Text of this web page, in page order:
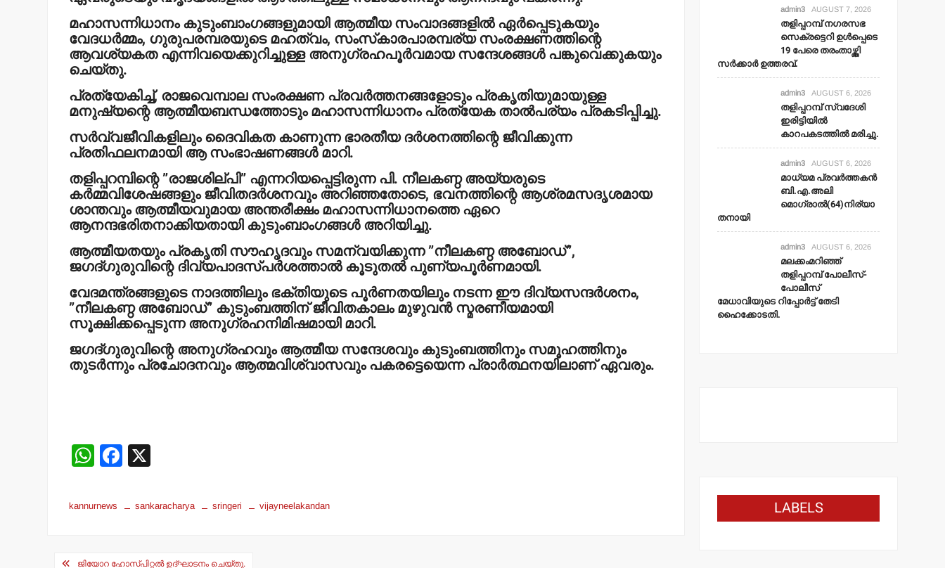
മഹാസന്നിധാനം കുടുംബാംഗങ്ങളുമായി ആത്മീയ സംവാദങ്ങളില്‍ ഏര്‍പ്പെടുകയും
വേദധര്‍മ്മം, ഗുരുപരമ്പരയുടെ മഹത്വം, സംസ്‌കാരപാരമ്പര്യ സംരക്ഷണത്തിന്റെ
ആവശ്യകത എന്നിവയെക്കുറിച്ചുള്ള അനുഗ്രഹപൂര്‍വമായ സന്ദേശങ്ങള്‍ പങ്കുവെക്കുകയും
ചെയ്തു.
പ്രത്യേകിച്ച്, രാജവെമ്പാല സംരക്ഷണ പ്രവര്‍ത്തനങ്ങളോടും പ്രകൃതിയുമായുള്ള
മനുഷ്യന്റെ ആത്മീയബന്ധത്തോടും മഹാസന്നിധാനം പ്രത്യേക താല്‍പര്യം പ്രകടിപ്പിച്ചു.
സര്‍വ്വജീവികളിലും ദൈവികത കാണുന്ന ഭാരതീയ ദര്‍ശനത്തിന്റെ ജീവിക്കുന്ന
പ്രതിഫലനമായി ആ സംഭാഷണങ്ങള്‍ മാറി.
തളിപ്പറമ്പിന്റെ ”രാജശില്പി” എന്നറിയപ്പെട്ടിരുന്ന പി. നീലകണ്ഠ അയ്യരുടെ
കര്‍മ്മവിശേഷങ്ങളും ജീവിതദര്‍ശനവും അറിഞ്ഞതോടെ, ഭവനത്തിന്റെ ആശ്രമസദൃശമായ
ശാന്തവും ആത്മീയവുമായ അന്തരീക്ഷം മഹാസന്നിധാനത്തെ ഏറെ
ആനന്ദഭരിതനാക്കിയതായി കുടുംബാംഗങ്ങള്‍ അറിയിച്ചു.
ആത്മീയതയും പ്രകൃതി സൗഹൃദവും സമന്വയിക്കുന്ന ”നീലകണ്ഠ അബോഡ്”,
ജഗദ്ഗുരുവിന്റെ ദിവ്യപാദസ്പര്‍ശത്താല്‍ കൂടുതല്‍ പുണ്യപൂര്‍ണമായി.
വേദമന്ത്രങ്ങളുടെ നാദത്തിലും ഭക്തിയുടെ പൂര്‍ണതയിലും നടന്ന ഈ ദിവ്യസന്ദര്‍ശനം,
”നീലകണ്ഠ അബോഡ്” കുടുംബത്തിന് ജീവിതകാലം മുഴുവന്‍ സ്മരണീയമായി
സൂക്ഷിക്കപ്പെടുന്ന അനുഗ്രഹനിമിഷമായി മാറി.
ജഗദ്ഗുരുവിന്റെ അനുഗ്രഹവും ആത്മീയ സന്ദേശവും കുടുംബത്തിനും സമൂഹത്തിനും
തുടര്‍ന്നും പ്രചോദനവും ആത്മവിശ്വാസവും പകരട്ടെയെന്ന പ്രാര്‍ത്ഥനയിലാണ് ഏവരും.
W
at
F
kannurnews sankaracharya sringeri vijayneelakandan
ജിയോറ ഹോസ്പിറ്റല്‍ ഉദ്ഘാടനം ചെയ്തു.
admin3 AUGUST 7, 2026
തളിപ്പറമ്പ് നഗരസഭ
സെക്രട്ടെറി ഉള്‍പ്പെടെ
19 പേരെ തരംതാഴ്ത്തി
സര്‍ക്കാര്‍ ഉത്തരവ്.
admin3 AUGUST 6, 2026
തളിപ്പറമ്പ് സ്വദേശി
ഇരിട്ടിയില്‍
കാറപകടത്തില്‍ മരിച്ചു.
admin3 AUGUST 6, 2026
മാധ്യമ പ്രവര്‍ത്തകന്‍
ബി.എ.അലി
മൊഗ്രാല്‍(64)നിര്യാ
തനായി
admin3 AUGUST 6, 2026
മലക്കംമറിഞ്ഞ്
തളിപ്പറമ്പ് പോലീസ്-
പോലീസ്
മേധാവിയുടെ റിപ്പോര്‍ട്ട് തേടി
ഹൈക്കോടതി.
LABELS